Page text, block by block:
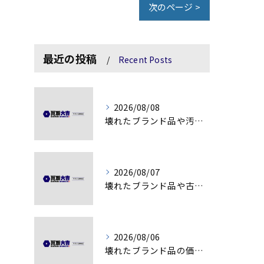
次のページ >
最近の投稿 Recent Posts
2026/08/08
壊れたブランド品や汚れアクセサリーの買取価値解説
2026/08/07
壊れたブランド品や古物の価値を見極める秘訣
2026/08/06
壊れたブランド品の価値を見極める技術とは